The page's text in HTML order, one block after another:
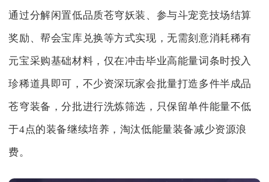
通过分解闲置低品质苍穹妖装、参与斗宠竞技场结算
奖励、帮会宝库兑换等方式实现，无需刻意消耗稀有
元宝采购基础材料，仅在冲击毕业高能量词条时投入
珍稀道具即可，不少资深玩家会批量打造多件半成品
苍穹装备，分批进行洗炼筛选，只保留单件能量不低
于4点的装备继续培养，淘汰低能量装备减少资源浪
费。